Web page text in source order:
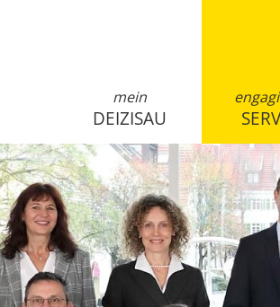
mein
DEIZISAU